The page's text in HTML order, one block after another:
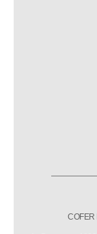
COFER